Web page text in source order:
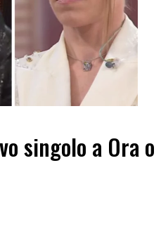
singolo a Ora o